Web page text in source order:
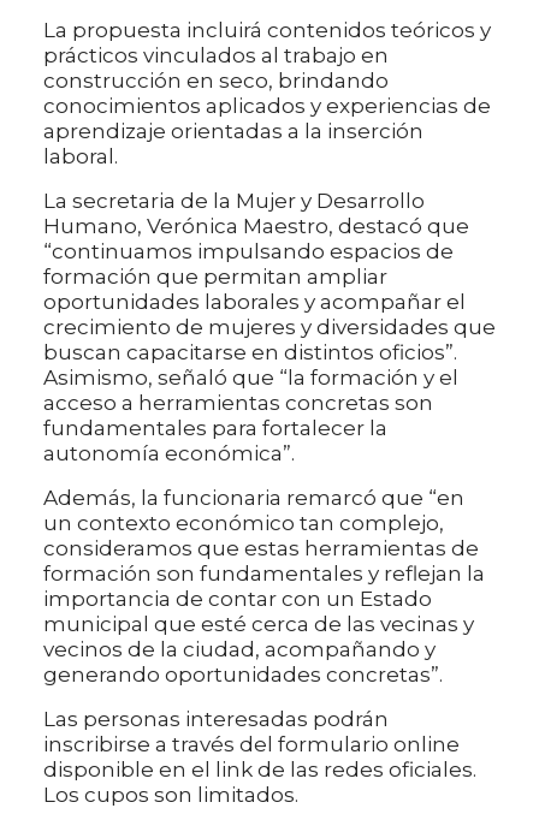
La propuesta incluirá contenidos teóricos y
prácticos vinculados al trabajo en
construcción en seco, brindando
conocimientos aplicados y experiencias de
aprendizaje orientadas a la inserción
laboral.
La secretaria de la Mujer y Desarrollo
Humano, Verónica Maestro, destacó que
“continuamos impulsando espacios de
formación que permitan ampliar
oportunidades laborales y acompañar el
crecimiento de mujeres y diversidades que
buscan capacitarse en distintos oficios”.
Asimismo, señaló que “la formación y el
acceso a herramientas concretas son
fundamentales para fortalecer la
autonomía económica”.
Además, la funcionaria remarcó que “en
un contexto económico tan complejo,
consideramos que estas herramientas de
formación son fundamentales y reflejan la
importancia de contar con un Estado
municipal que esté cerca de las vecinas y
vecinos de la ciudad, acompañando y
generando oportunidades concretas”.
Las personas interesadas podrán
inscribirse a través del formulario online
disponible en el link de las redes oficiales.
Los cupos son limitados.